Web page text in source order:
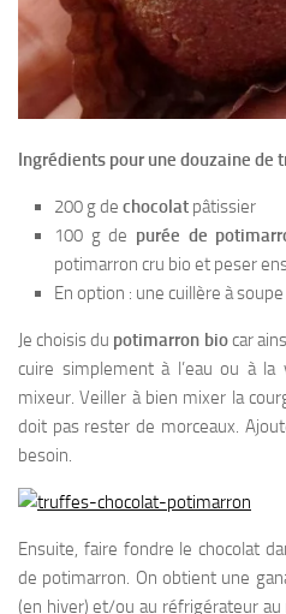
Ingrédients pour une douzaine de
200 g de chocolat pâtissier
100 g de purée de
potimarron cru bio et peser
En option : une cuillère à
Je choisis du potimarron biocar
cuire simplement à l’eau ou à
mixeur. Veiller à bien mixer la
doit pas rester de morceaux.
besoin.
Ensuite, faire fondre le chocolat
de potimarron. On obtient une
(en hiver) et/ou au réfrigérateur au